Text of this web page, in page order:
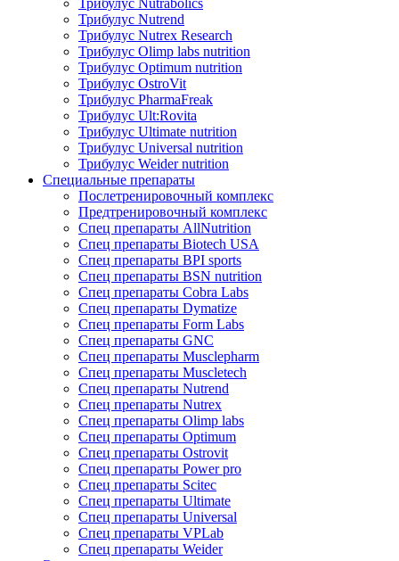
Трибулус Nutrend
Трибулус Nutrex Research
Трибулус Olimp labs nutrition
Трибулус Optimum nutrition
Трибулус OstroVit
Трибулус PharmaFreak
Трибулус Ult:Rovita
Трибулус Ultimate nutrition
Трибулус Universal nutrition
Трибулус Weider nutrition
Специальные препараты
Послетренировочный комплекс
Предтренировочный комплекс
Спец препараты AllNutrition
Спец препараты Biotech USA
Спец препараты BPI sports
Спец препараты BSN nutrition
Спец препараты Cobra Labs
Спец препараты Dymatize
Спец препараты Form Labs
Спец препараты GNC
Спец препараты Musclepharm
Спец препараты Muscletech
Спец препараты Nutrend
Спец препараты Nutrex
Спец препараты Olimp labs
Спец препараты Optimum
Спец препараты Ostrovit
Спец препараты Power pro
Спец препараты Scitec
Спец препараты Ultimate
Спец препараты Universal
Спец препараты VPLab
Спец препараты Weider